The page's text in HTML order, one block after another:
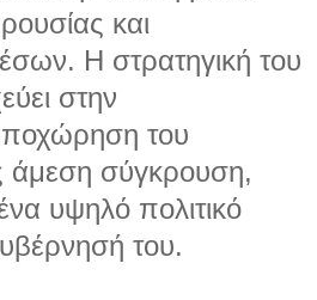
και
Η στρατηγική του
στην
του
άμεση σύγκρουση,
υψηλό πολιτικό
του.